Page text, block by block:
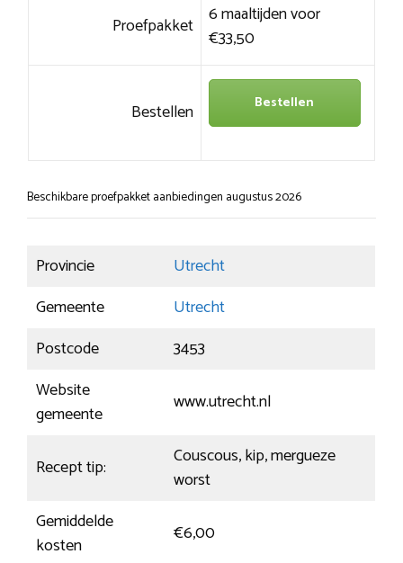
Proefpakket 6 maaltijden voor
€33,50
Bestellen Bestellen
Beschikbare proefpakket aanbiedingen augustus 2026
Provincie
Utrecht
Gemeente
Utrecht
Postcode
3453
Website
gemeente
www.utrecht.nl
Recept tip:
Couscous, kip, mergueze
worst
Gemiddelde
kosten
€6,00